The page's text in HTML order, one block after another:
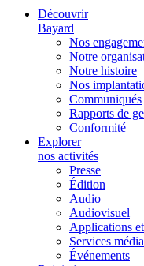
Découvrir
Bayard
Nos
Notre
Notre histoire
Nos
Communiqués
Rapports de
Conformité
Explorer
nos activités
Presse
Édition
Audio
Audiovisuel
Applications
Services média
Événements